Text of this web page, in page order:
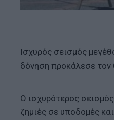
Ισχυρός σεισμός
δόνηση προκάλεσε
Ο ισχυρότερος
ζημιές σε υποδομές